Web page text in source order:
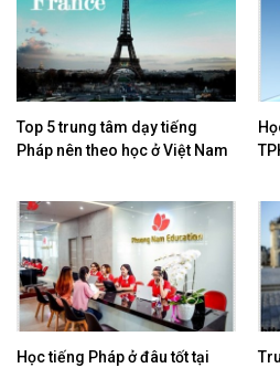
Top 5 trung tâm dạy tiếng
Pháp nên theo học ở Việt Nam
Học tiếng Pháp ở đâu tốt tại